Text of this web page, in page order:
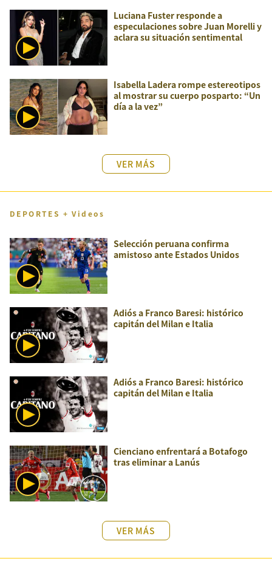
Luciana Fuster responde a
especulaciones sobre Juan Morelli y
aclara su situación sentimental
Isabella Ladera rompe estereotipos
al mostrar su cuerpo posparto: “Un
día a la vez”
VER MÁS
DEPORTES + Videos
Selección peruana confirma
amistoso ante Estados Unidos
Adiós a Franco Baresi: histórico
capitán del Milan e Italia
Adiós a Franco Baresi: histórico
capitán del Milan e Italia
Cienciano enfrentará a Botafogo
tras eliminar a Lanús
VER MÁS